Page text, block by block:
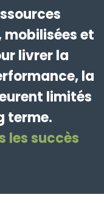
mobilisées et
livrer la
la
limités
terme.
les succès